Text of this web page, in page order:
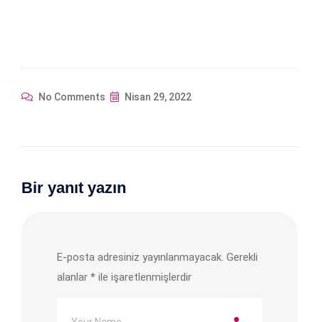
No Comments Nisan 29, 2022
Bir yanıt yazın
E-posta adresiniz yayınlanmayacak. Gerekli
alanlar * ile işaretlenmişlerdir